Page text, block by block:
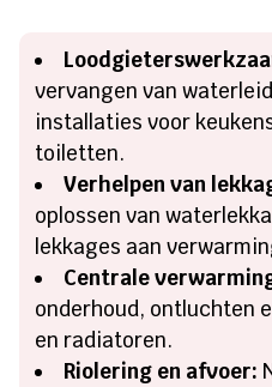
vervangen van
installaties voor
toiletten.
Verhelpen van
oplossen van
lekkages aan
Centrale
onderhoud, ontluchten
en radiatoren.
Riolering en afvoer: